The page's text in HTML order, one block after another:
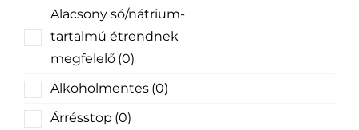
Alacsony só/nátrium-
tartalmú étrendnek
megfelelő (0)
Alkoholmentes (0)
Árrésstop (0)